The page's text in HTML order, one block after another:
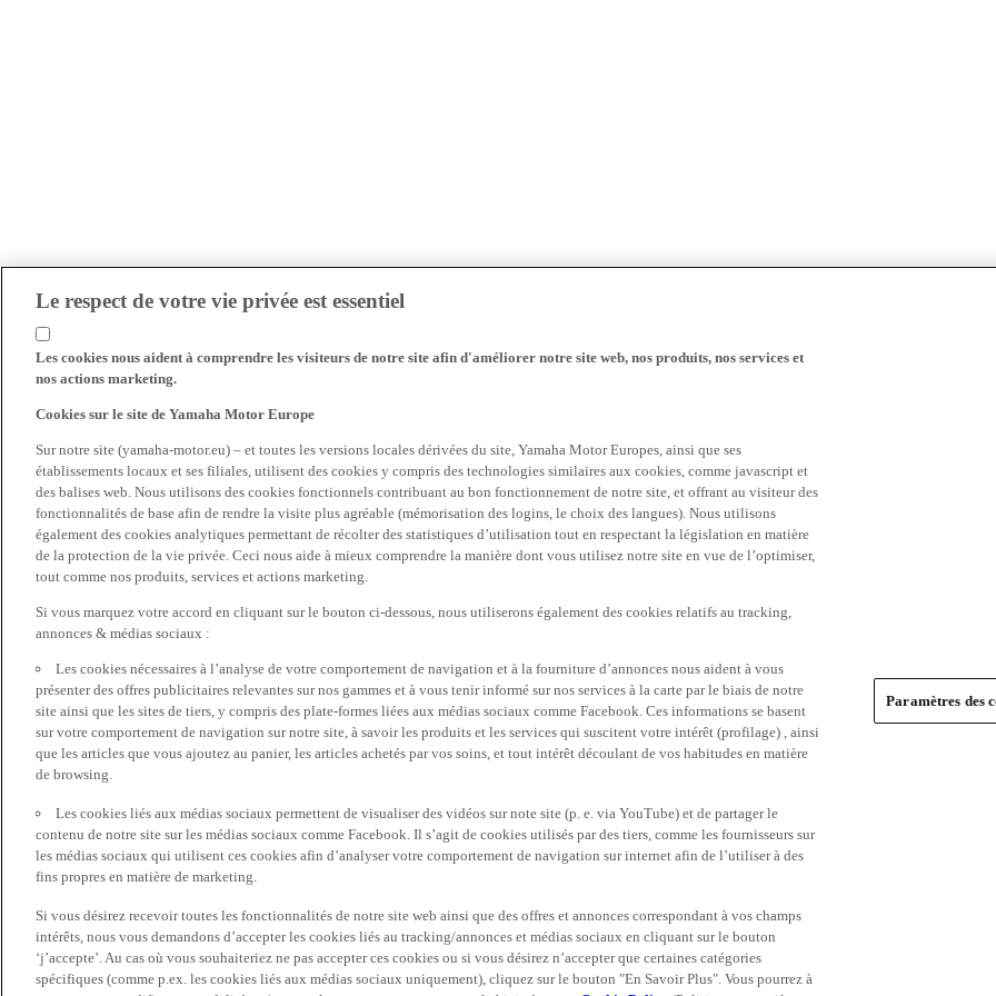
Le respect de votre vie privée est essentiel
Les cookies nous aident à comprendre les visiteurs de notre site afin d'améliorer notre site web, nos produits, nos services et
nos actions marketing.
Cookies sur le site de Yamaha Motor Europe
Sur notre site (yamaha-motor.eu) – et toutes les versions locales dérivées du site, Yamaha Motor Europes, ainsi que ses
établissements locaux et ses filiales, utilisent des cookies y compris des technologies similaires aux cookies, comme javascript et
des balises web. Nous utilisons des cookies fonctionnels contribuant au bon fonctionnement de notre site, et offrant au visiteur des
fonctionnalités de base afin de rendre la visite plus agréable (mémorisation des logins, le choix des langues). Nous utilisons
également des cookies analytiques permettant de récolter des statistiques d’utilisation tout en respectant la législation en matière
de la protection de la vie privée. Ceci nous aide à mieux comprendre la manière dont vous utilisez notre site en vue de l’optimiser,
tout comme nos produits, services et actions marketing.
Si vous marquez votre accord en cliquant sur le bouton ci-dessous, nous utiliserons également des cookies relatifs au tracking,
annonces & médias sociaux :
Les cookies nécessaires à l’analyse de votre comportement de navigation et à la fourniture d’annonces nous aident à vous
présenter des offres publicitaires relevantes sur nos gammes et à vous tenir informé sur nos services à la carte par le biais de notre
site ainsi que les sites de tiers, y compris des plate-formes liées aux médias sociaux comme Facebook. Ces informations se basent
sur votre comportement de navigation sur notre site, à savoir les produits et les services qui suscitent votre intérêt (profilage) , ainsi
que les articles que vous ajoutez au panier, les articles achetés par vos soins, et tout intérêt découlant de vos habitudes en matière
de browsing.
Les cookies liés aux médias sociaux permettent de visualiser des vidéos sur note site (p. e. via YouTube) et de partager le
contenu de notre site sur les médias sociaux comme Facebook. Il s’agit de cookies utilisés par des tiers, comme les fournisseurs sur
les médias sociaux qui utilisent ces cookies afin d’analyser votre comportement de navigation sur internet afin de l’utiliser à des
fins propres en matière de marketing.
Si vous désirez recevoir toutes les fonctionnalités de notre site web ainsi que des offres et annonces correspondant à vos champs
intérêts, nous vous demandons d’accepter les cookies liés au tracking/annonces et médias sociaux en cliquant sur le bouton
‘j’accepte’. Au cas où vous souhaiteriez ne pas accepter ces cookies ou si vous désirez n’accepter que certaines catégories
spécifiques (comme p.ex. les cookies liés aux médias sociaux uniquement), cliquez sur le bouton "En Savoir Plus". Vous pourrez à
Paramètres des